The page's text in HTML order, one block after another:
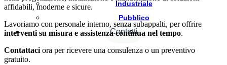
Industriale
Pubblico
Contatti
affidabili, moderne e sicure.
Lavoriamo con personale interno, senza subappalti, per offrire
interventi su misura e assistenza continua nel tempo.
Contattaci ora per ricevere una consulenza o un preventivo
gratuito.